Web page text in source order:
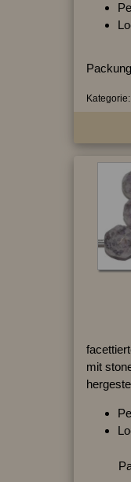
Kategorie:
mit